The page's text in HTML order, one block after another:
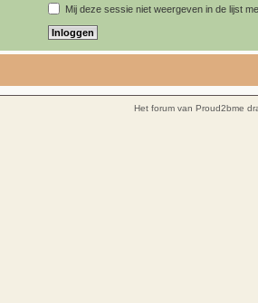
Mij deze sessie niet weergeven in de lijst
Het forum van Proud2bme